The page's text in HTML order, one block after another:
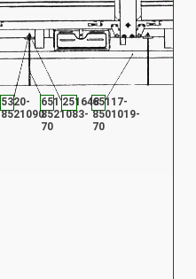
5320-
8521090
65117-
8501019-
70
65117-
8521083-
70
251648